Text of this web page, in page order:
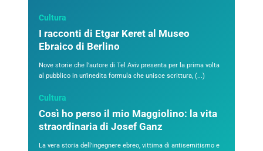
Cultura
I racconti di Etgar Keret al Museo
Ebraico di Berlino
Nove storie che l’autore di Tel Aviv presenta per la prima volta
al pubblico in un'inedita formula che unisce scrittura, (...)
Cultura
Così ho perso il mio Maggiolino: la vita
straordinaria di Josef Ganz
La vera storia dell'ingegnere ebreo, vittima di antisemitismo e